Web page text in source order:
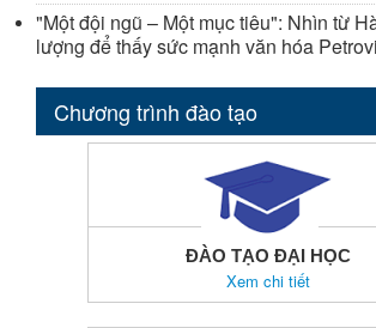
"Một đội ngũ – Một mục tiêu": Nhìn từ
lượng để thấy sức mạnh văn hóa
Chương trình đào tạo
ĐÀO TẠO ĐẠI HỌC
Xem chi tiết